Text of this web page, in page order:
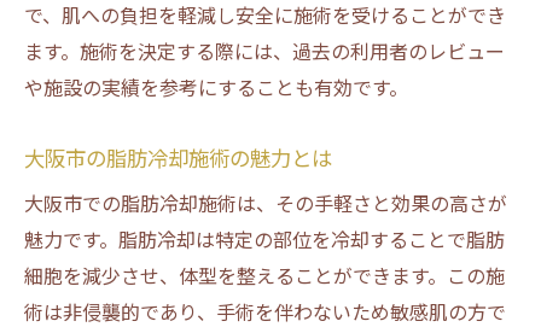
で、肌への負担を軽減し安全に施術を受けることができ
ます。施術を決定する際には、過去の利用者のレビュー
や施設の実績を参考にすることも有効です。
大阪市の脂肪冷却施術の魅力とは
大阪市での脂肪冷却施術は、その手軽さと効果の高さが
魅力です。脂肪冷却は特定の部位を冷却することで脂肪
細胞を減少させ、体型を整えることができます。この施
術は非侵襲的であり、手術を伴わないため敏感肌の方で